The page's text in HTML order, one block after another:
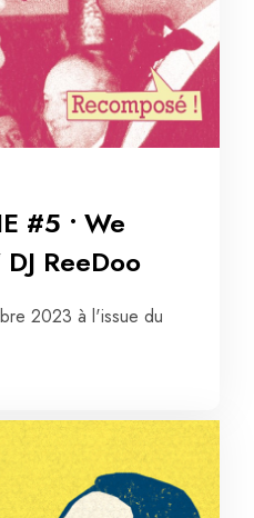
#5 • We
ReeDoo
2023 à l'issue du